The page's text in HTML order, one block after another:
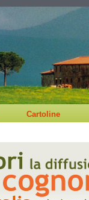
Cartoline